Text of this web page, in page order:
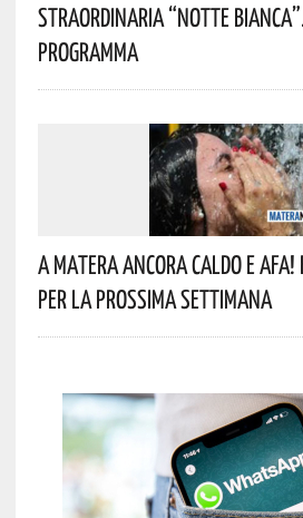
Straordinaria “Notte
Programma
A Matera Ancora Caldo E Afa!
Per La Prossima Settimana